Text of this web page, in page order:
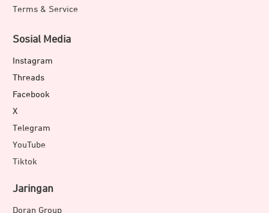
Terms & Service
Sosial Media
Instagram
Threads
Facebook
X
Telegram
YouTube
Tiktok
Jaringan
Doran Group